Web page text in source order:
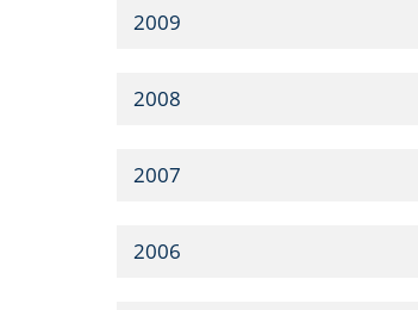
2009
2008
2007
2006